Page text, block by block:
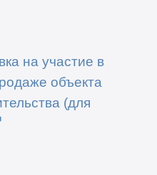
на участие в
объекта
(для